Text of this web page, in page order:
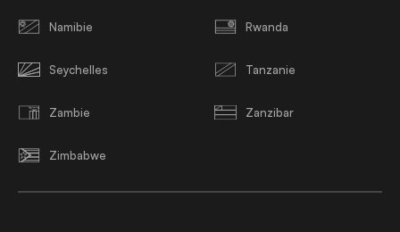
Namibie Rwanda
Seychelles Tanzanie
Zambie Zanzibar
Zimbabwe